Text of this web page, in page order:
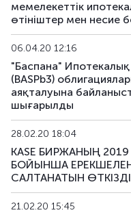
KFUSb59
KFUSb70
KFUSb71
KFUSb73
KFUSb74
KFUSb75
KFUSb76
мемелекеттік
өтініштер мен несие
06.04.20 12:16
"Баспана"
(BASPb3)
аяқталуына
шығарылды
28.02.20 18:04
KASE БИРЖАНЫҢ
БОЙЫНША
САЛТАНАТЫН ӨТКІЗДІ
21.02.20 15:45